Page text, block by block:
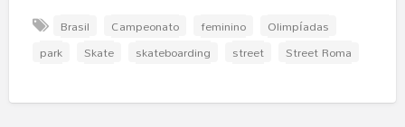
Brasil
Campeonato feminino
Olimpíadas
park
Skate skateboarding street Street Roma